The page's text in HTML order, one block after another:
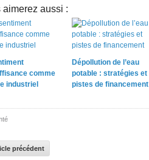
aimerez aussi :
comme
industriel
Dépollution de l’eau
potable : stratégies et
pistes de financement
précédent